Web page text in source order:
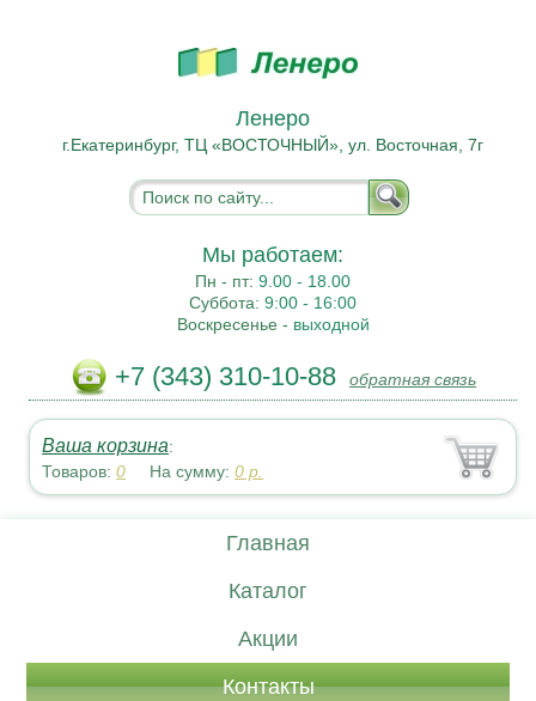
Ленеро
г.Екатеринбург, ТЦ «ВОСТОЧНЫЙ», ул. Восточная, 7г
Мы работаем:
Пн - пт:9.00 - 18.00
Суббота:9:00 - 16:00
Воскресенье - выходной
+7 (343) 310-10-88 обратная связь
Ваша корзина:
Товаров:0 На сумму:0 р.
Главная
Каталог
Акции
Контакты